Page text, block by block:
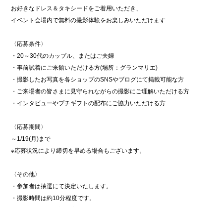
お好きなドレス＆タキシードをご着用いただき、
イベント会場内で無料の撮影体験をお楽しみいただけます
〈応募条件〉
・20～30代のカップル、またはご夫婦
・事前試着にご来館いただける方(場所：グランマリエ)
・撮影したお写真を各ショップのSNSやブログにて掲載可能な方
・ご来場者の皆さまに見守られながらの撮影にご理解いただける方
・インタビューやプチギフトの配布にご協力いただける方
〈応募期間〉
～1/19(月)まで
※応募状況により締切を早める場合もございます。
〈その他〉
・参加者は抽選にて決定いたします。
・撮影時間は約10分程度です。